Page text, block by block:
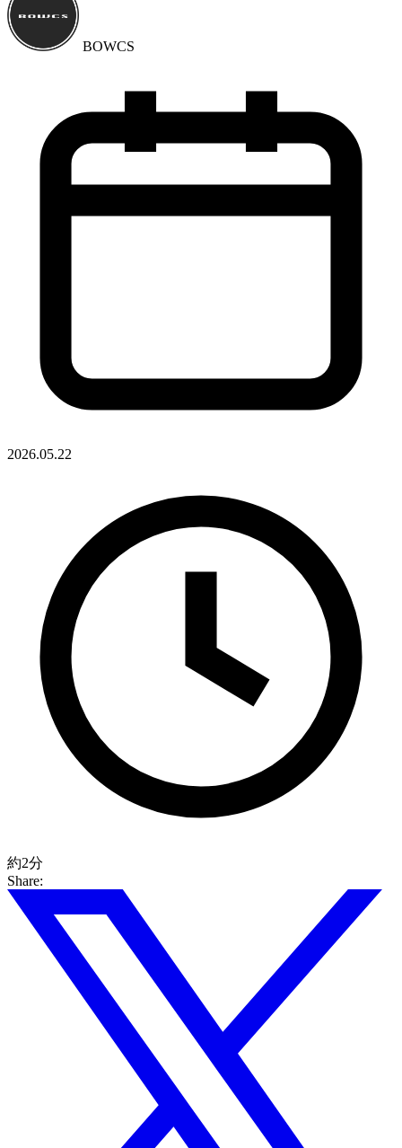
BOWCS
2026.05.22
約2分
Share: